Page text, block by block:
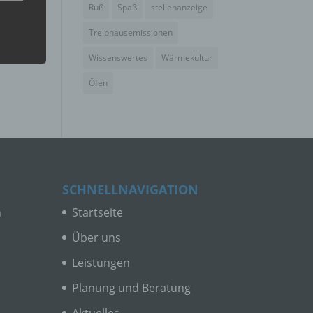
Ruß Spaß stellenanzeige
Treibhausemissionen
Wissenswertes Wärmekultur
Öfen
SCHNELLNAVIGATION
Startseite
Über uns
Leistungen
Planung und Beratung